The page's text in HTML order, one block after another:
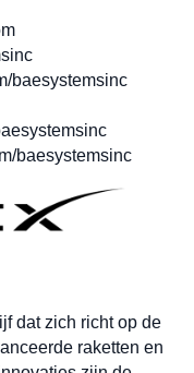
baesystemsinc
baesystemsinc
dat zich richt op de
raketten en